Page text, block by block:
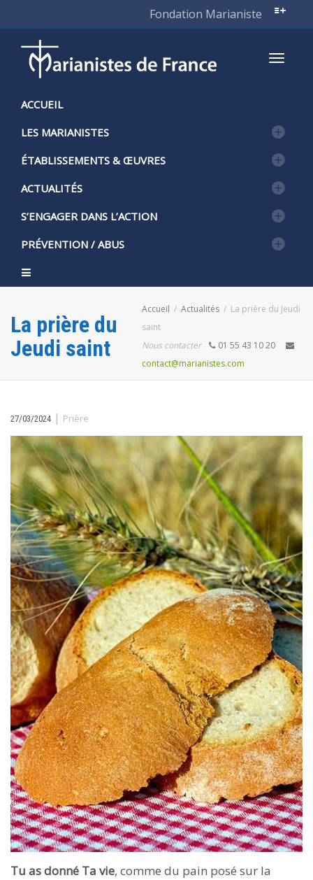
Fondation Marianiste
ACCUEIL
LES MARIANISTES
ÉTABLISSEMENTS & ŒUVRES
ACTUALITÉS
S’ENGAGER DANS L’ACTION
PRÉVENTION / ABUS
La prière du
Jeudi saint
Accueil Actualités
La prière du Jeudi
saint
Nous contacter
01 55 43 10 20
contact@marianistes.com
27/03/2024 | Prière
Tu as donné Ta vie, comme du pain posé sur la